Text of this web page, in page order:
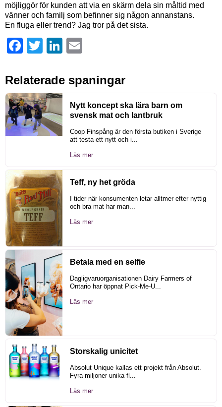
möjliggör för kunden att via en skärm dela sin måltid med
vänner och familj som befinner sig någon annanstans.
En fluga eller trend? Jag tror på det sista.
FacebookTwitter LinkedIn
Relaterade spaningar
Nytt koncept ska lära barn om
svensk mat och lantbruk
Coop Finspång är den första butiken i Sverige
att testa ett nytt och i...
Läs mer
Teff, ny het gröda
I tider när konsumenten letar alltmer efter nyttig
och bra mat har man...
Läs mer
Betala med en selfie
Dagligvaruorganisationen Dairy Farmers of
Ontario har öppnat Pick-Me-U...
Läs mer
Storskalig unicitet
Absolut Unique kallas ett projekt från Absolut.
Fyra miljoner unika fl...
Läs mer